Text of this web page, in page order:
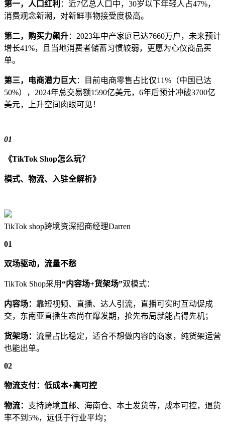
第一，人口红利 ：近7亿总人口中，30岁以下年轻人占47%，
消费观念新潮，对新鲜事物接受度极高。
第二，购买力飙升：2023年中产家庭已达7660万户，未来预计
增长41%，且当地消费者储蓄习惯较弱，更愿为心仪商品买
单。
第三，电商潜力巨大：目前电商零售占比仅11%（中国已达
50%），2024年总交易额1590亿美元，6年后预计冲破3700亿
美元，上升空间肉眼可见！
01
《TikTok Shop怎么玩？
模式、物流、入驻全解析》
TikTok shop跨境资深招商经理Darren
01
双场驱动，流量不愁
TikTok Shop采用“内容场+货架场”双模式：
内容场： 靠短视频、直播、达人引流，直播可实时互动促成
交，东南亚直播生态尚在爆发期，抢先布局就能占得先机；
货架场： 流量占比稳定，适合不想做内容的商家，纯货架运营
也能出单。
02
物流支付：低成本+高可控
物流： 支持跨境直邮、海南仓、本土发货等，成本可控，退货
率不到5%，远低于行业平均；